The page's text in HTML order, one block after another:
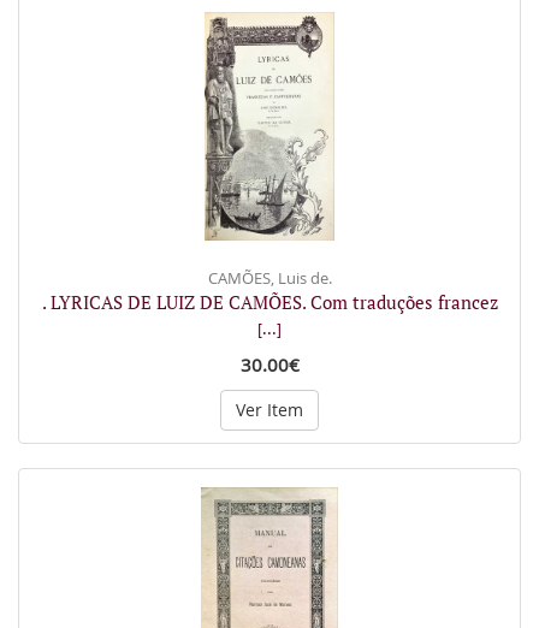
CAMÕES, Luis de.
. LYRICAS DE LUIZ DE CAMÕES. Com traduções francez
[...]
30.00€
Ver Item